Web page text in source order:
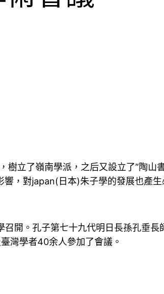
立了嶺南學派，之后又設立了“陶山
，對japan(日本)朱子學的發展也產生
開。孔子第七十九代明日長孫孔垂長
灣學者40余人參加了會議。